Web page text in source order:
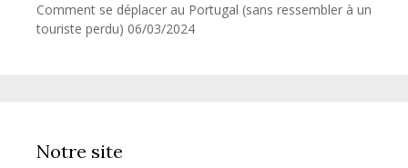
Comment se déplacer au Portugal (sans ressembler à un
touriste perdu) 06/03/2024
Notre site